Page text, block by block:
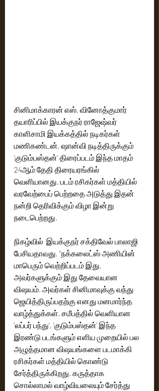
சினிமாக்காரன் எஸ். வினோத்குமார்
தயாரிப்பில் இயக்குநர் ராஜேஷ்வர்
காளிசாமி இயக்கத்தில் நடிகர்கள்
மணிகண்டன், ஷான்வி நடித்திருக்கும்
‘குடும்பஸ்தன்’ திரைப்படம் இந்த மாதம்
24ஆம் தேதி திரையரங்கில்
வெளியானது. படம் ரசிகர்கள் மத்தியில்
வரவேற்பைப் பெற்றதை அடுத்து இதன்
நன்றி தெரிவிக்கும் விழா இன்று
நடைபெற்றது.
நிகழ்வில்  இயக்குநர் சக்திவேல் பாலாஜி
பேசியதாவது, “நக்கலைட்ஸ் அணியின்
மாபெரும் வெற்றிப்படம் இது.
அவர்களுக்கும் இது தேவையான
விஷயம். அவர்கள் சினிமாவுக்கு வந்து
ஜெயித்திருப்பதற்கு எனது மனமார்ந்த
வாழ்த்துக்கள். சமீபத்தில் வெளியான
‘லப்பர் பந்து’, ‘குடும்பஸ்தன்’ இந்த
இரண்டு படங்களும் எளிய முறையில் பல
அழுத்தமான விஷயங்களை படமாக்கி
ரசிகர்கள் மத்தியில் கொண்டு
சேர்த்திருக்கிறது. கருத்தாக
சொல்லாமல் வாழ்வியலையும் சேர்த்து